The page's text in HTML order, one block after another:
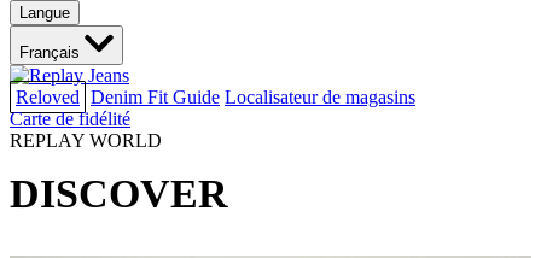
Langue
Français
Reloved Denim Fit Guide Localisateur de magasins
Carte de fidélité
REPLAY WORLD
DISCOVER